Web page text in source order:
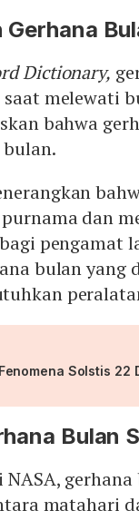
Dictionary,
melewati
bahwa
dan
pengamat
bulan yang
Solstis 22
Bulan
matahari